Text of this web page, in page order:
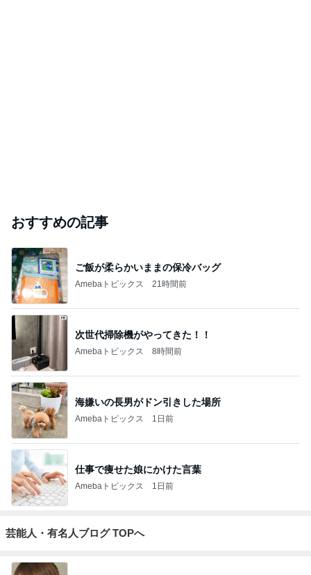
おすすめの記事
ご飯が柔らかいままの保冷バッグ
Amebaトピックス 21時間前
次世代掃除機がやってきた！！
Amebaトピックス 8時間前
海嫌いの長男がドン引きした場所
Amebaトピックス 1日前
仕事で痩せた娘にかけた言葉
Amebaトピックス 1日前
芸能人・有名人ブログ TOPへ